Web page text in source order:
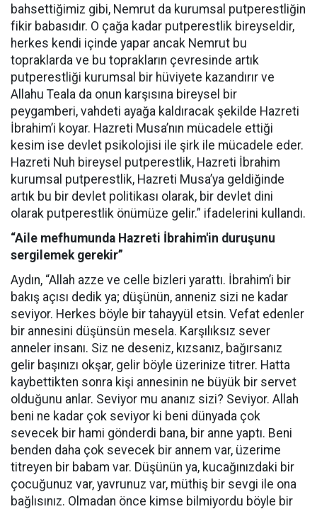
bahsettiğimiz gibi, Nemrut da kurumsal putperestliğin
fikir babasıdır. O çağa kadar putperestlik bireyseldir,
herkes kendi içinde yapar ancak Nemrut bu
topraklarda ve bu toprakların çevresinde artık
putperestliği kurumsal bir hüviyete kazandırır ve
Allahu Teala da onun karşısına bireysel bir
peygamberi, vahdeti ayağa kaldıracak şekilde Hazreti
İbrahim’i koyar. Hazreti Musa’nın mücadele ettiği
kesim ise devlet psikolojisi ile şirk ile mücadele eder.
Hazreti Nuh bireysel putperestlik, Hazreti İbrahim
kurumsal putperestlik, Hazreti Musa’ya geldiğinde
artık bu bir devlet politikası olarak, bir devlet dini
olarak putperestlik önümüze gelir.” ifadelerini kullandı.
“Aile mefhumunda Hazreti İbrahim'in duruşunu
sergilemek gerekir”
Aydın, “Allah azze ve celle bizleri yarattı. İbrahim’i bir
bakış açısı dedik ya; düşünün, anneniz sizi ne kadar
seviyor. Herkes böyle bir tahayyül etsin. Vefat edenler
bir annesini düşünsün mesela. Karşılıksız sever
anneler insanı. Siz ne deseniz, kızsanız, bağırsanız
gelir başınızı okşar, gelir böyle üzerinize titrer. Hatta
kaybettikten sonra kişi annesinin ne büyük bir servet
olduğunu anlar. Seviyor mu ananız sizi? Seviyor. Allah
beni ne kadar çok seviyor ki beni dünyada çok
sevecek bir hami gönderdi bana, bir anne yaptı. Beni
benden daha çok sevecek bir annem var, üzerime
titreyen bir babam var. Düşünün ya, kucağınızdaki bir
çocuğunuz var, yavrunuz var, müthiş bir sevgi ile ona
bağlısınız. Olmadan önce kimse bilmiyordu böyle bir